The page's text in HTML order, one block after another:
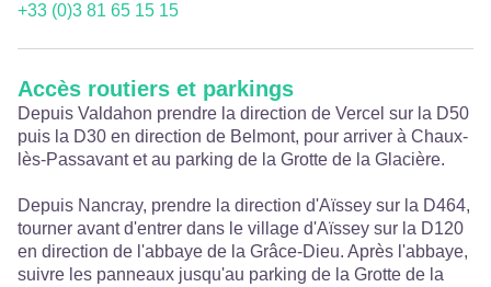
+33 (0)3 81 65 15 15
Accès routiers et parkings
Depuis Valdahon prendre la direction de Vercel sur la D50
puis la D30 en direction de Belmont, pour arriver à Chaux-
lès-Passavant et au parking de la Grotte de la Glacière.
Depuis Nancray, prendre la direction d'Aïssey sur la D464,
tourner avant d'entrer dans le village d'Aïssey sur la D120
en direction de l'abbaye de la Grâce-Dieu. Après l'abbaye,
suivre les panneaux jusqu'au parking de la Grotte de la